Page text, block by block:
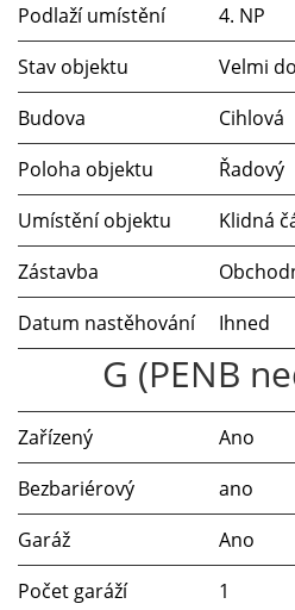
Podlaží umístění
4. NP
Stav objektu
Velmi
Budova
Cihlová
Poloha objektu
Řadový
Umístění objektu
Klidná
Zástavba
Datum nastěhování
Ihned
G (PENB
Zařízený
Ano
Bezbariérový
ano
Garáž
Ano
Počet garáží
1